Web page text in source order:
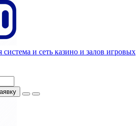
система и сеть казино и залов игровых